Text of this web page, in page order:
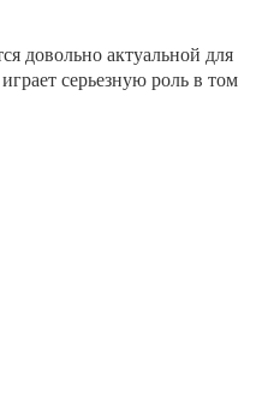
довольно актуальной для
серьезную роль в том